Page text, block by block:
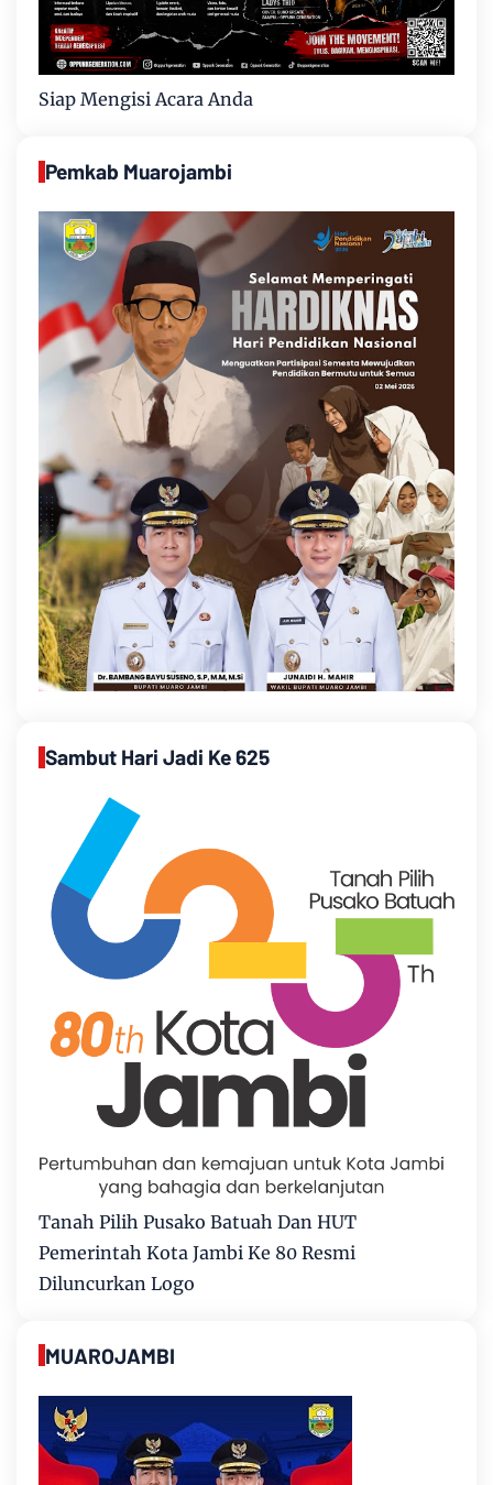
Siap Mengisi Acara Anda
Pemkab Muarojambi
Sambut Hari Jadi Ke 625
Tanah Pilih Pusako Batuah Dan HUT
Pemerintah Kota Jambi Ke 80 Resmi
Diluncurkan Logo
MUAROJAMBI